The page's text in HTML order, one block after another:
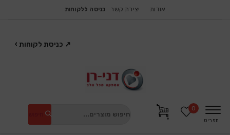
אודות יצירת קשר כניסה ללקוחות
↗ כניסת לקוחות ›
תפריט
0